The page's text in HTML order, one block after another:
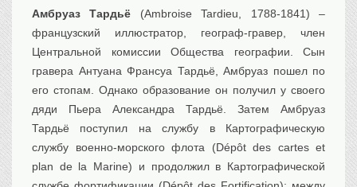
Амбруаз Тардьё (Ambroise Tardieu, 1788-1841) –
французский иллюстратор, географ-гравер, член
Центральной комиссии Общества географии. Сын
гравера Антуана Франсуа Тардьё, Амбруаз пошел по
его стопам. Однако образование он получил у своего
дяди Пьера Александра Тардьё. Затем Амбруаз
Тардьё поступил на службу в Картографическую
службу военно-морского флота (Dépôt des cartes et
plan de la Marine) и продолжил в Картографической